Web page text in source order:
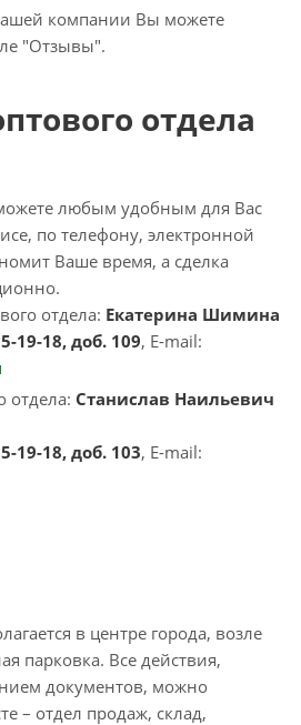
компании Вы можете
"Отзывы".
отдела
любым удобным для Вас
по телефону, электронной
Ваше время, а сделка
отдела: Екатерина Шимина
19-18, доб. 109, E-mail:
отдела: Станислав Наильевич
19-18, доб. 103, E-mail:
в центре города, возле
парковка. Все действия,
документов, можно
– отдел продаж, склад,